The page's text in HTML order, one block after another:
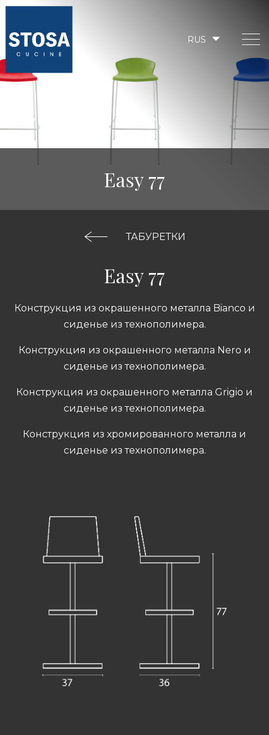
RUS
Easy 77
ТАБУРЕТКИ
Easy 77
Конструкция из окрашенного металла Bianco и
сиденье из технополимера.
Конструкция из окрашенного металла Nero и
сиденье из технополимера.
Конструкция из окрашенного металла Grigio и
сиденье из технополимера.
Конструкция из хромированного металла и
сиденье из технополимера.